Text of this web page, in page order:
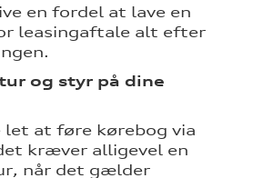
en fordel at lave en
leasingaftale alt efter
og styr på dine
let at føre kørebog via
kræver alligevel en
når det gælder